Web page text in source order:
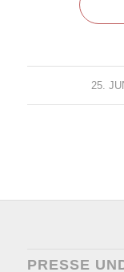
25. /
PRESSE